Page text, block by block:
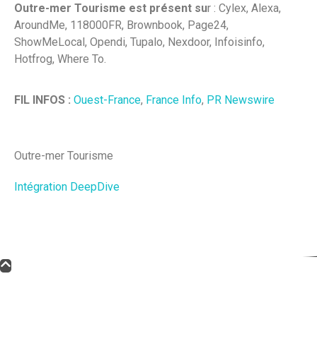
Outre-mer Tourisme est présent sur : Cylex, Alexa,
AroundMe, 118000FR, Brownbook, Page24,
ShowMeLocal, Opendi, Tupalo, Nexdoor, Infoisinfo,
Hotfrog, Where To.
FIL INFOS : Ouest-France, France Info, PR Newswire
Outre-mer Tourisme
Intégration DeepDive